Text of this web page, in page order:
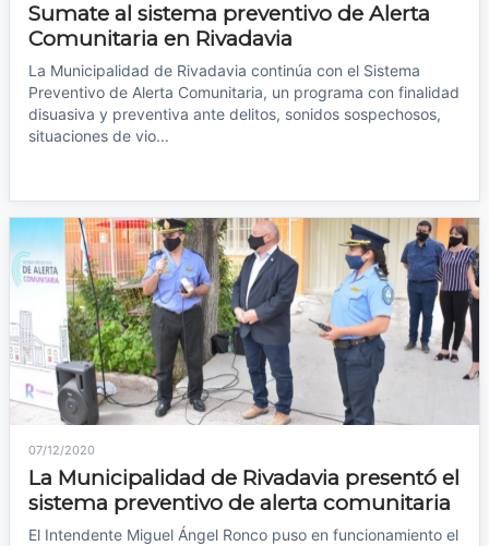
Sumate al sistema preventivo de Alerta
Comunitaria en Rivadavia
La Municipalidad de Rivadavia continúa con el Sistema
Preventivo de Alerta Comunitaria, un programa con finalidad
disuasiva y preventiva ante delitos, sonidos sospechosos,
situaciones de vio...
07/12/2020
La Municipalidad de Rivadavia presentó el
sistema preventivo de alerta comunitaria
El Intendente Miguel Ángel Ronco puso en funcionamiento el